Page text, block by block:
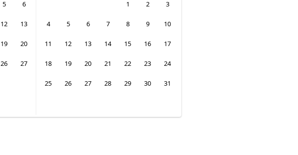
5 6
12 13
19 20
26 27
1 2 3
4 5 6 7 8 9 10
11 12 13 14 15 16 17
18 19 20 21 22 23 24
25 26 27 28 29 30 31